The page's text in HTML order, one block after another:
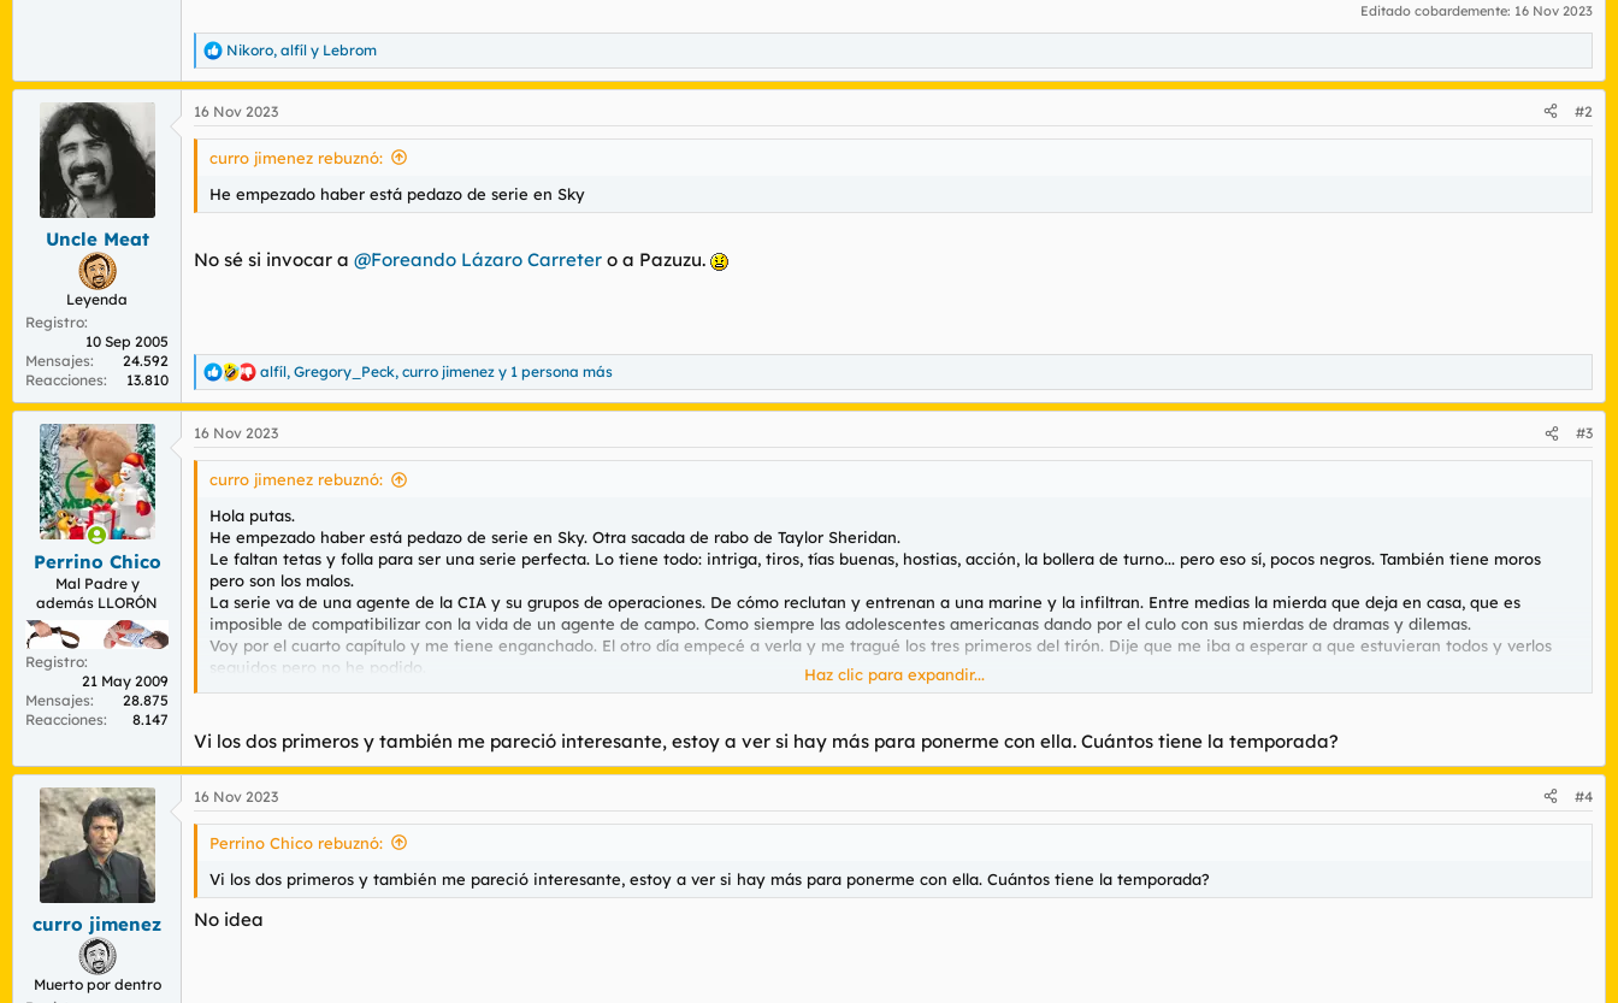
Editado cobardemente: 16 Nov 2023
R
e
a
c
c
e
:
Nikoro, alfíl y Lebrom
Uncle Meat
Leyenda
Registro
10 Sep 2005
Mensajes
24.592
Reacciones
13.810
16 Nov 2023 #2
curro jimenez rebuznó:
He empezado haber está pedazo de serie en Sky
No sé si invocar a @Foreando Lázaro Carreter o a Pazuzu.
R
e
a
c
c
alfíl, Gregory_Peck, curro jimenez y 1 persona más
Perrino Chico
Mal Padre y
además LLORÓN
Registro
21 May 2009
Mensajes
28.875
Reacciones
8.147
16 Nov 2023 #3
curro jimenez rebuznó:
Hola putas.
He empezado haber está pedazo de serie en Sky. Otra sacada de rabo de Taylor Sheridan.
Le faltan tetas y folla para ser una serie perfecta. Lo tiene todo: intriga, tiros, tías buenas, hostias, acción, la bollera de turno... pero eso sí, pocos negros. También tiene moros
pero son los malos.
La serie va de una agente de la CIA y su grupos de operaciones. De cómo reclutan y entrenan a una marine y la infiltran. Entre medias la mierda que deja en casa, que es
imposible de compatibilizar con la vida de un agente de campo. Como siempre las adolescentes americanas dando por el culo con sus mierdas de dramas y dilemas.
Voy por el cuarto capítulo y me tiene enganchado. El otro día empecé a verla y me tragué los tres primeros del tirón. Dije que me iba a esperar a que estuvieran todos y verlos
seguidos pero no he podido.
Ah sí. También sale Nicole kidman que parece un engendro
Haz clic para expandir...
Vi los dos primeros y también me pareció interesante, estoy a ver si hay más para ponerme con ella. Cuántos tiene la temporada?
curro jimenez
Muerto por dentro
16 Nov 2023 #4
Perrino Chico rebuznó:
Vi los dos primeros y también me pareció interesante, estoy a ver si hay más para ponerme con ella. Cuántos tiene la temporada?
No idea